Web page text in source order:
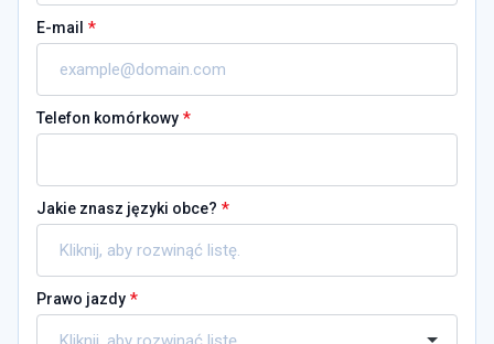
E-mail *
Telefon komórkowy *
Jakie znasz języki obce? *
Prawo jazdy *